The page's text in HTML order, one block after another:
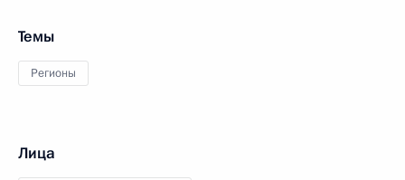
Темы
Регионы
Лица